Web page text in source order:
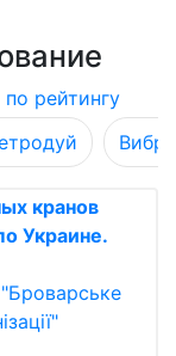
по рейтингу
кранов
Украине.